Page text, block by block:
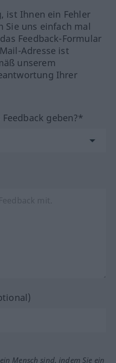
ist Ihnen ein Fehler
Sie uns einfach mal
Feedback-Formular
Adresse ist
unserem
Ihrer
geben?*
Mensch sind, indem Sie ein